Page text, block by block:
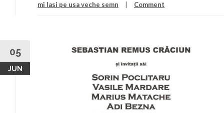
mi lasi pe usa veche semn Comment
05
JUN